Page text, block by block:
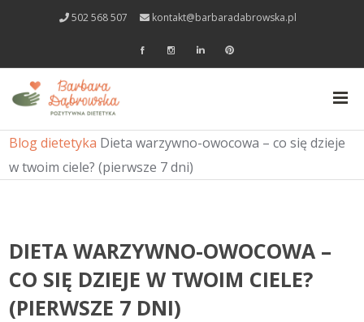
502 568 507 kontakt@barbaradabrowska.pl
Blog dietetyka Dieta warzywno-owocowa – co się dzieje
w twoim ciele? (pierwsze 7 dni)
DIETA WARZYWNO-OWOCOWA –
CO SIĘ DZIEJE W TWOIM CIELE?
(PIERWSZE 7 DNI)